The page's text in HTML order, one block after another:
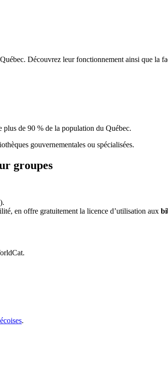
Découvrez leur fonctionnement ainsi que la
plus de 90 % de la population du Québec.
gouvernementales ou spécialisées.
groupes
.
en offre gratuitement la licence d’utilisation aux
.